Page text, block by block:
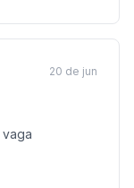
vaga
20 de jun